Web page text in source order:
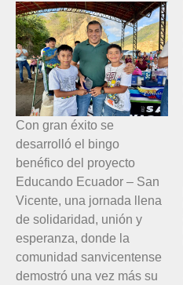
Con gran éxito se
desarrolló el bingo
benéfico del proyecto
Educando Ecuador – San
Vicente, una jornada llena
de solidaridad, unión y
esperanza, donde la
comunidad sanvicentense
demostró una vez más su